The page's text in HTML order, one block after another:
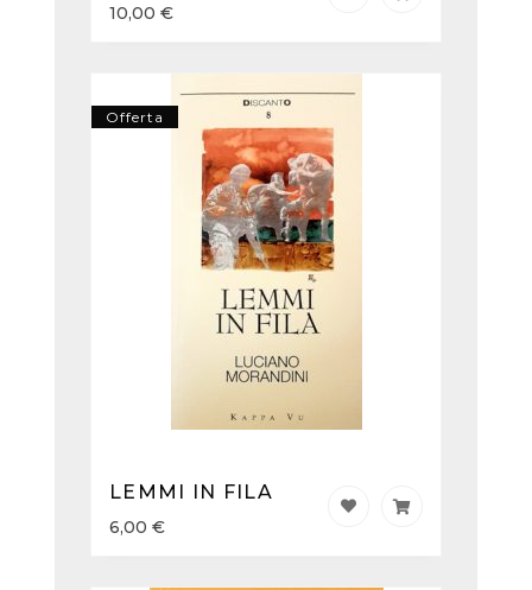
10,00 €
Offerta
LEMMI IN FILA
6,00 €